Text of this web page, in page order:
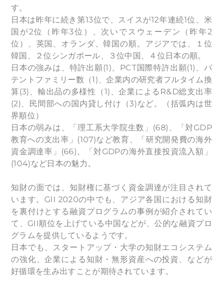
す。
日本は昨年に続き第13位で、スイスが12年連続1位、米
国が2位（昨年3位）、次いでスウェーデン（昨年2
位）、英国、オランダ、韓国の順。アジアでは、１位
韓国、２位シンガポール、３位中国、４位日本の順。
日本の強みは、特許出願(1)、PCT国際特許出願(1)、パ
テントファミリー数（1)、企業内の研究者フルタイム換
算(3)、輸出品の多様性（1)、企業によるR&D総支出率
(2)、民間部への国内貸し付け（3)など。（括弧内は世
界順位）
日本の弱みは、「理工系大学院生数」(68)、「対GDP
教育への支出率」(107)など教育、「研究開発費の海外
資金調達率」(66)、「対GDPの海外直接投資流入額」
(104)など日本の魅力。
知財の面では、知財権に基づく資金調達が注目されて
います。GII 2020の中でも、アジア各国における知財
を裏付けとする融資プログラムの事例が紹介されてい
て、GII順位を上げている中国などが、公的な融資プロ
グラムを提供しているようです。
日本でも、スタートアップ・大学の知財エコシステム
の強化、企業による知財・無形資産への投資、などが
好循環を生み出すことが期待されています。